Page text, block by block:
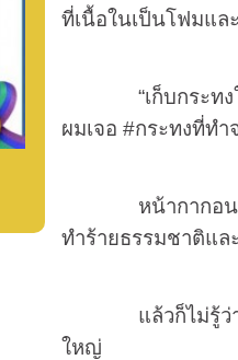
ที่เนื้อในเป็นโฟมแล
“เก็บกระทงในแ
ผมเจอ #กระทงที่ทำ
หน้ากากอน
ทำร้ายธรรมชาติแล
แล้วก็ไม่รู้ว่าอัน
ใหญ่